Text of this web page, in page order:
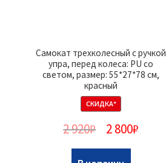
Самокат трехколесный с ручкой
упра, перед колеса: PU со
светом, размер: 55*27*78 см,
красный
СКИДКА*
2 920₽ 2 800₽